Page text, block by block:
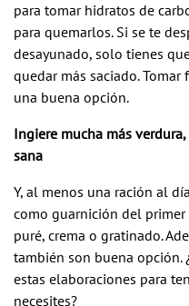
para tomar hidratos de
para quemarlos. Si se te
desayunado, solo tienes
quedar más saciado.
una buena opción.
Ingiere mucha más
sana
Y, al menos una ración al
como guarnición del
puré, crema o gratinado.
también son buena opción.
estas elaboraciones para
necesites?